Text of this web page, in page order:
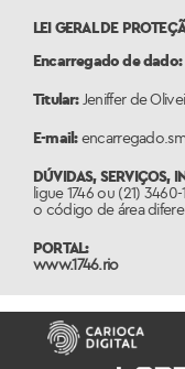
LEI GERAL DE
Encarregado de dado:
Titular:Jeniffer de
E-mail:
DÚVIDAS, SERVIÇOS,
ligue 1746 ou (21)
o código de área
PORTAL:
www.1746.rio